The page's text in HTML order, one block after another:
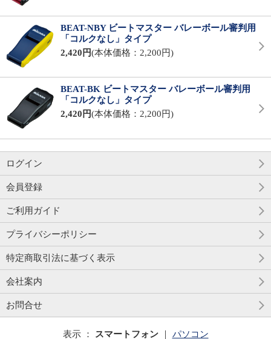
BEAT-NBY ビートマスター バレーボール審判用
「コルクなし」タイプ
2,420円(本体価格：2,200円)
BEAT-BK ビートマスター バレーボール審判用
「コルクなし」タイプ
2,420円(本体価格：2,200円)
ログイン
会員登録
ご利用ガイド
プライバシーポリシー
特定商取引法に基づく表示
会社案内
お問合せ
表示 ： スマートフォン｜ パソコン